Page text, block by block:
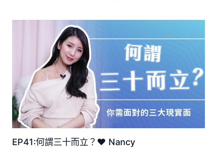
EP41:何謂三十而立？♥ Nancy